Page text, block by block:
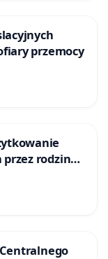
ofiary przemocy
rodzinne